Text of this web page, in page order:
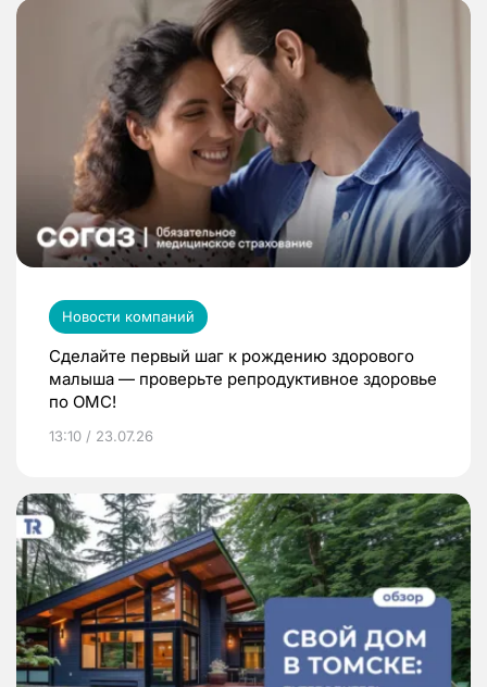
Новости компаний
Сделайте первый шаг к рождению здорового
малыша — проверьте репродуктивное здоровье
по ОМС!
13:10 / 23.07.26